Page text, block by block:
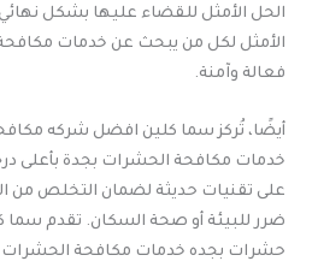
الحل الأمثل للقضاء عليها بشكل نهائي.
الأمثل لكل من يبحث عن خدمات
فعالة وآمنة.
أيضًا، تُركز سما كلين افضل شركه
خدمات مكافحة الحشرات بجدة بأعلى
على تقنيات حديثة لضمان التخلص من
ضرر للبيئة أو صحة السكان. تقدم
حشرات بجده خدمات مكافحة الحشرات